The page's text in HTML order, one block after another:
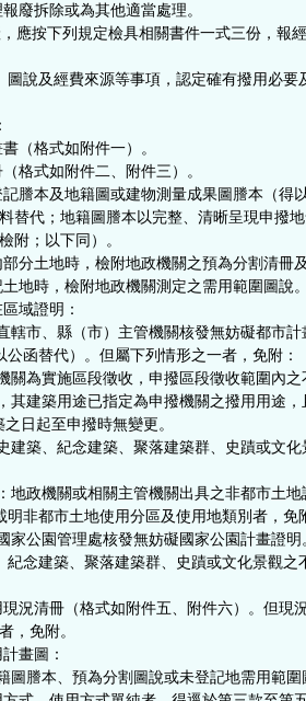
廢拆除或為其他適當處理。
應按下列規定檢具相關書件一式三份，報
圖說及經費來源等事項，認定確有撥用必要
（格式如附件一）。
格式如附件二、附件三）。
謄本及地籍圖或建物測量成果圖謄本（得
；地籍圖謄本以完整、清晰呈現申撥地
；以下同）。
分土地時，檢附地政機關之預為分割清冊
地時，檢附地政機關測定之需用範圍圖說
域證明：
、縣（市）主管機關核發無妨礙都市計
替代）。但屬下列情形之一者，免附：
實施區段徵收，申撥區段徵收範圍內之
築用途已指定為申撥機關之撥用用途，
至申撥時無變更。
、紀念建築、聚落建築群、史蹟或文化
機關或相關主管機關出具之非都市土地
都市土地使用分區及使用地類別者，免
園管理處核發無妨礙國家公園計畫證明
建築、聚落建築群、史蹟或文化景觀之
況清冊（格式如附件五、附件六）。但現
免附。
畫圖：
本、預為分割圖說或未登記地需用範圍